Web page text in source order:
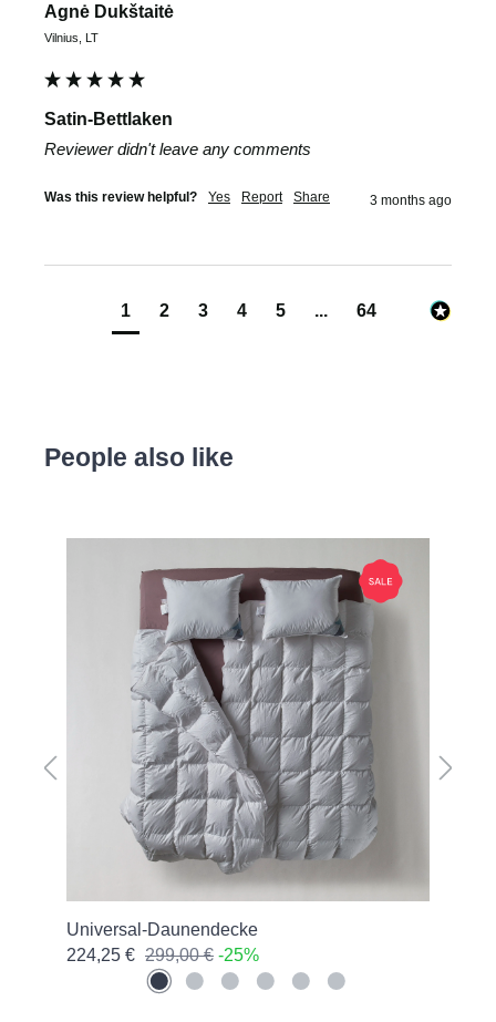
Agnė Dukštaitė
Vilnius, LT
Satin-Bettlaken
Reviewer didn't leave any comments
Was this review helpful? Yes Report Share 3 months ago
1 2 3 4 5 ... 64
People also like
Universal-Daunendecke
224,25 € 299,00 € -25%